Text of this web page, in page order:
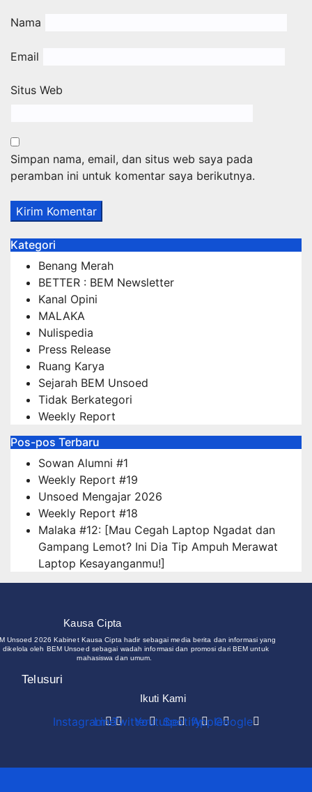
Nama
Email
Situs Web
Simpan nama, email, dan situs web saya pada
peramban ini untuk komentar saya berikutnya.
Kategori
Benang Merah
BETTER : BEM Newsletter
Kanal Opini
MALAKA
Nulispedia
Press Release
Ruang Karya
Sejarah BEM Unsoed
Tidak Berkategori
Weekly Report
Pos-pos Terbaru
Sowan Alumni #1
Weekly Report #19
Unsoed Mengajar 2026
Weekly Report #18
Malaka #12: [Mau Cegah Laptop Ngadat dan
Gampang Lemot? Ini Dia Tip Ampuh Merawat
Laptop Kesayanganmu!]
Kausa Cipta
Unsoed 2026 Kabinet Kausa Cipta hadir sebagai media berita dan informasi yang
dikelola oleh BEM Unsoed sebagai wadah informasi dan promosi dari BEM untuk
mahasiswa dan umum.
Telusuri
Ikuti Kami
InstagramLineTwitterYoutubeSpotifyAppleGoogle